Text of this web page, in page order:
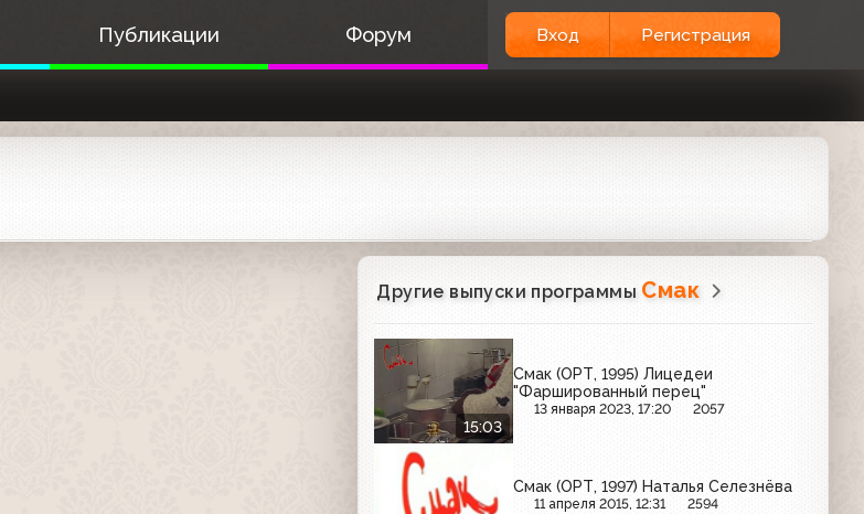
Публикации Форум Вход Регистрация
Другие выпуски программы Смак
15:03
Смак (ОРТ, 1995) Лицедеи
"Фаршированный перец"
13 января 2023, 17:20 2057
Смак (ОРТ, 1997) Наталья Селезнёва
11 апреля 2015, 12:31 2594